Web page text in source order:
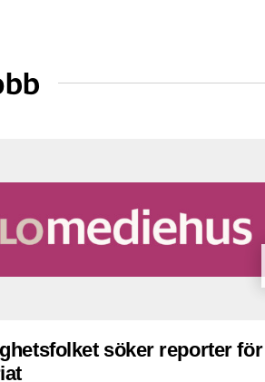
söker reporter för